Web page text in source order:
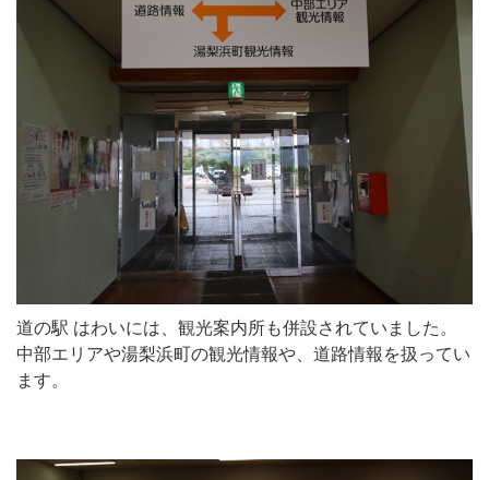
道の駅 はわいには、観光案内所も併設されていました。
中部エリアや湯梨浜町の観光情報や、道路情報を扱ってい
ます。